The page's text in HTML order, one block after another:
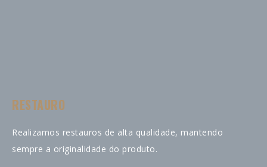
RESTAURO
Realizamos restauros de alta qualidade, mantendo
sempre a originalidade do produto.